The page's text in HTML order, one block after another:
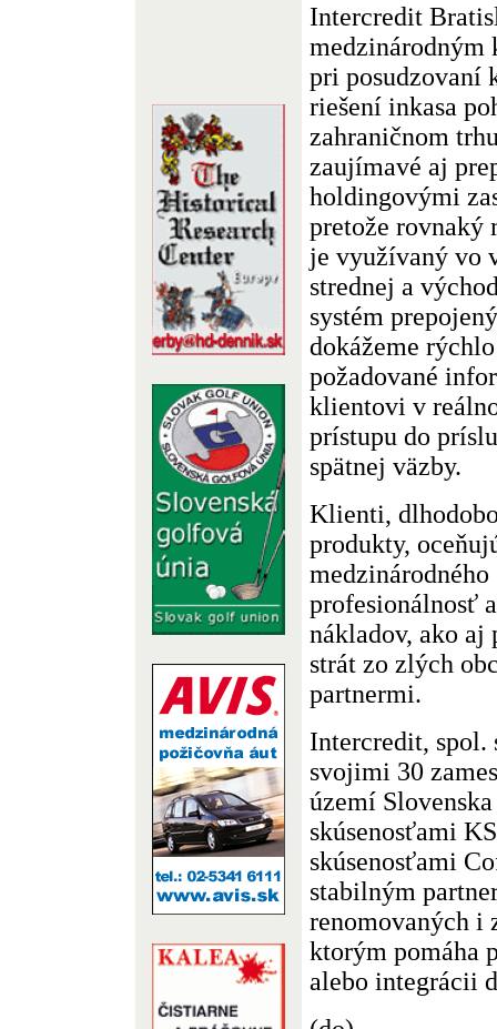
Intercredit
medzinárodným
pri posudzovaní
riešení inkasa
zahraničnom
zaujímavé aj
holdingovými
pretože rovnaký
je využívaný vo
strednej a
systém
dokážeme
požadované
klientovi v
prístupu do
spätnej väzby.
Klienti,
produkty,
medzinárodného
profesionálnosť
nákladov, ako aj
strát zo zlých
partnermi.
Intercredit, spol.
svojimi 30
území
skúsenosťami
skúsenosťami
stabilným
renomovaných i
ktorým pomáha
alebo integrácii